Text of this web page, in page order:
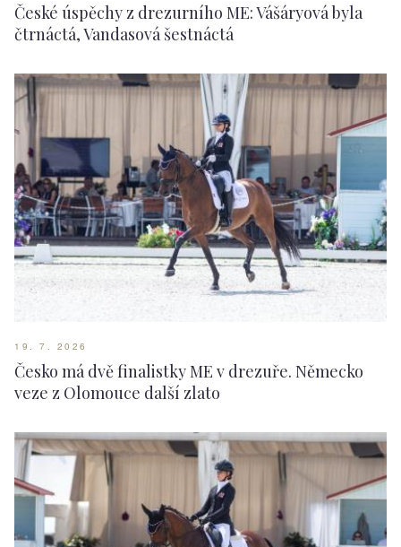
České úspěchy z drezurního ME: Vášáryová byla
čtrnáctá, Vandasová šestnáctá
19. 7. 2026
Česko má dvě finalistky ME v drezuře. Německo
veze z Olomouce další zlato